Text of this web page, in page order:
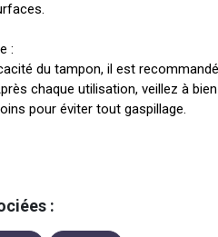
:
du tampon, il est
chaque utilisation, veillez à
pour éviter tout gaspillage.
: